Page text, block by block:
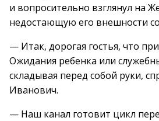
и вопросительно взглянул на
недостающую его внешности
— Итак, дорогая гостья, что
Ожидания ребенка или
складывая перед собой руки,
Иванович.
— Наш канал готовит цикл